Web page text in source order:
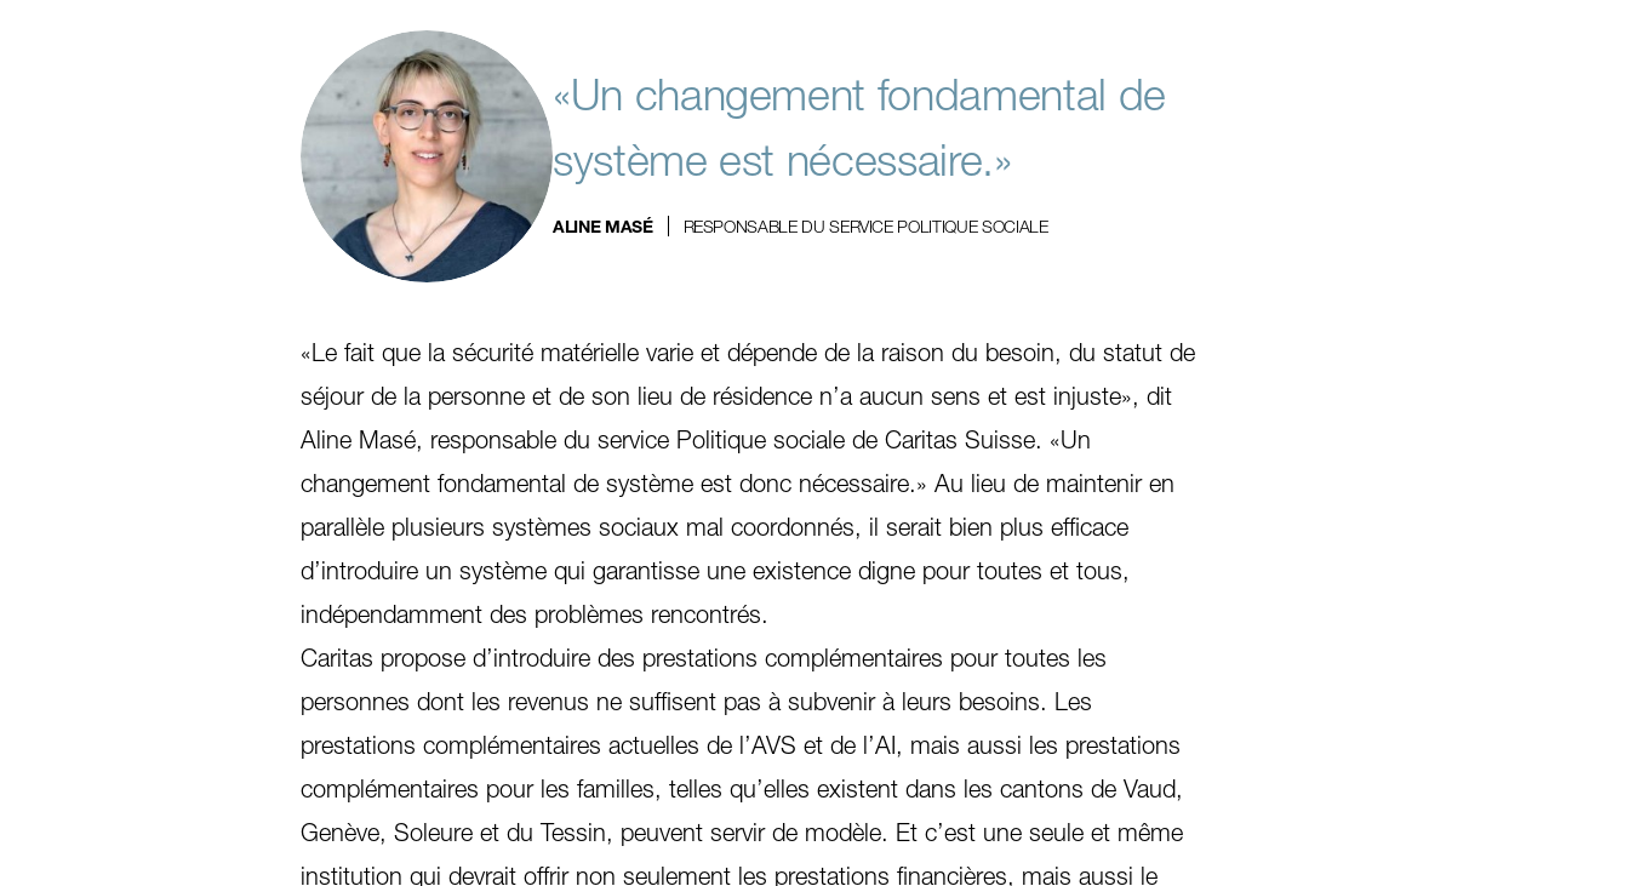
«Un changement fondamental de
système est nécessaire.»
ALINE MASÉ RESPONSABLE DU SERVICE POLITIQUE SOCIALE
«Le fait que la sécurité matérielle varie et dépende de la raison du besoin, du statut de
séjour de la personne et de son lieu de résidence n’a aucun sens et est injuste», dit
Aline Masé, responsable du service Politique sociale de Caritas Suisse. «Un
changement fondamental de système est donc nécessaire.» Au lieu de maintenir en
parallèle plusieurs systèmes sociaux mal coordonnés, il serait bien plus efficace
d’introduire un système qui garantisse une existence digne pour toutes et tous,
indépendamment des problèmes rencontrés.
Caritas propose d’introduire des prestations complémentaires pour toutes les
personnes dont les revenus ne suffisent pas à subvenir à leurs besoins. Les
prestations complémentaires actuelles de l’AVS et de l’AI, mais aussi les prestations
complémentaires pour les familles, telles qu’elles existent dans les cantons de Vaud,
Genève, Soleure et du Tessin, peuvent servir de modèle. Et c’est une seule et même
institution qui devrait offrir non seulement les prestations financières, mais aussi le